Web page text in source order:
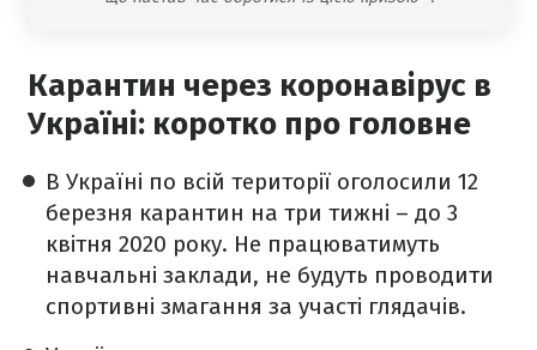
Карантин через коронавірус в
Україні: коротко про головне
В Україні по всій території оголосили 12
березня карантин на три тижні – до 3
квітня 2020 року. Не працюватимуть
навчальні заклади, не будуть проводити
спортивні змагання за участі глядачів.